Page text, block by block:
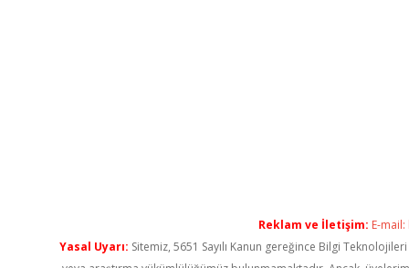
Reklam ve İletişim: E-mail:
Yasal Uyarı: Sitemiz, 5651 Sayılı Kanun gereğince Bilgi